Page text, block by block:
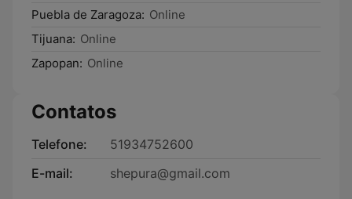
Puebla de Zaragoza: Online
Tijuana: Online
Zapopan: Online
Contatos
Telefone:
51934752600
E-mail:
shepura@gmail.com